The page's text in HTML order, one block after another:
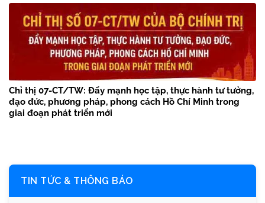
Chỉ thị 07-CT/TW: Đẩy mạnh học tập, thực hành tư tưởng,
đạo đức, phương pháp, phong cách Hồ Chí Minh trong
giai đoạn phát triển mới
TIN TỨC & THÔNG BÁO